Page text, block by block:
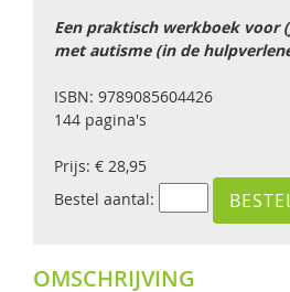
Een praktisch werkboek voor
met autisme (in de
ISBN: 9789085604426
144 pagina's
Prijs: € 28,95
Bestel aantal:
OMSCHRIJVING